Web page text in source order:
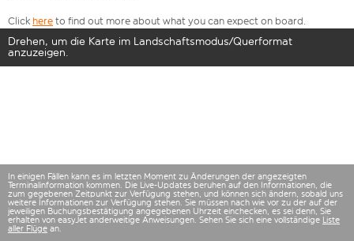
Click here to find out more about what you can expect on board.
Drehen, um die Karte im Landschaftsmodus/Querformat
anzuzeigen.
In einigen Fällen kann es im letzten Moment zu Änderungen der angezeigten
Terminalinformation kommen. Die Live-Updates beruhen auf den Informationen, die
zum gegebenen Zeitpunkt zur Verfügung stehen, und können sich ändern, sobald uns
weitere Informationen zur Verfügung stehen. Sie müssen nach wie vor zu der auf der
jeweiligen Buchungsbestätigung angegebenen Uhrzeit einchecken, es sei denn, Sie
erhalten von easyJet anderweitige Anweisungen. Sehen Sie sich eine vollständige Liste
aller Flüge an.